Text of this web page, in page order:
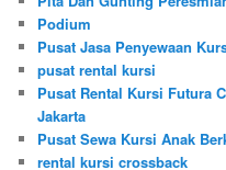
Podium
Pusat Jasa Penyewaan
pusat rental kursi
Pusat Rental Kursi Futura
Jakarta
Pusat Sewa Kursi Anak
rental kursi crossback